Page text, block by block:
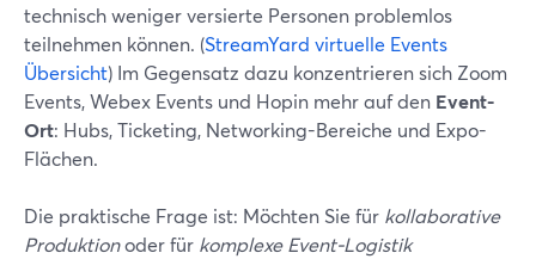
technisch weniger versierte Personen problemlos
teilnehmen können. (StreamYard virtuelle Events
Übersicht) Im Gegensatz dazu konzentrieren sich Zoom
Events, Webex Events und Hopin mehr auf den Event-
Ort: Hubs, Ticketing, Networking-Bereiche und Expo-
Flächen.
Die praktische Frage ist: Möchten Sie für kollaborative
Produktionoder für komplexe Event-Logistik